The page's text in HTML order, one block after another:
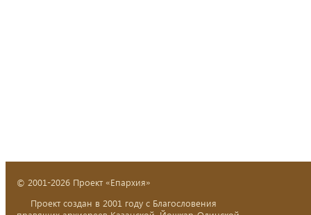
© 2001-2026 Проект «Епархия»
Проект создан в 2001 году с Благословения